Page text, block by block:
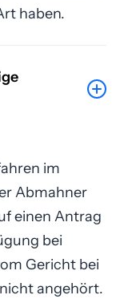
haben.
im
Abmahner
einen Antrag
bei
Gericht bei
angehört.